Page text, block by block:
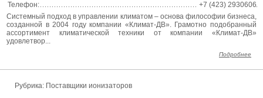
Телефон:
+7 (423) 2930606
Системный подход в управлении климатом – основа философии бизнеса,
созданной в 2004 году компании «Климат-ДВ». Грамотно подобранный
ассортимент климатической техники от компании «Климат-ДВ»
удовлетвор...
Подробнее
Рубрика: Поставщики ионизаторов